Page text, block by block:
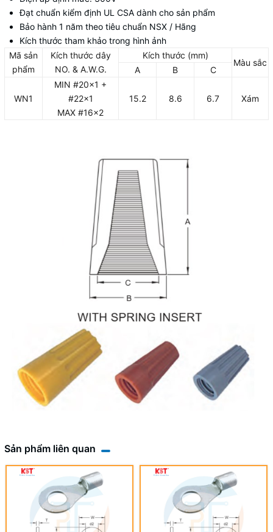
Đạt chuẩn kiểm định UL CSA dành cho sản phẩm
Bảo hành 1 năm theo tiêu chuẩn NSX / Hãng
Kích thước tham khảo trong hình ảnh
Mã sản
phẩm
Kích thước dây
NO. & A.W.G.
Kích thước (mm)
Màu sắc
A B C
WN1
MIN #20x1 +
#22x1
MAX #16x2
15.2 8.6 6.7 Xám
Sản phẩm liên quan